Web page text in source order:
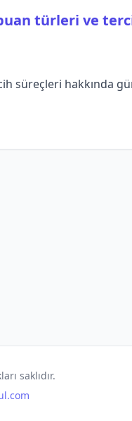
türleri ve
süreçleri hakkında
saklıdır.